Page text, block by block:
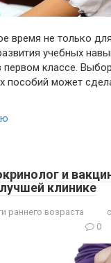
время не только
учебных
первом классе.
пособий может
и
клинике
раннего возраста
0